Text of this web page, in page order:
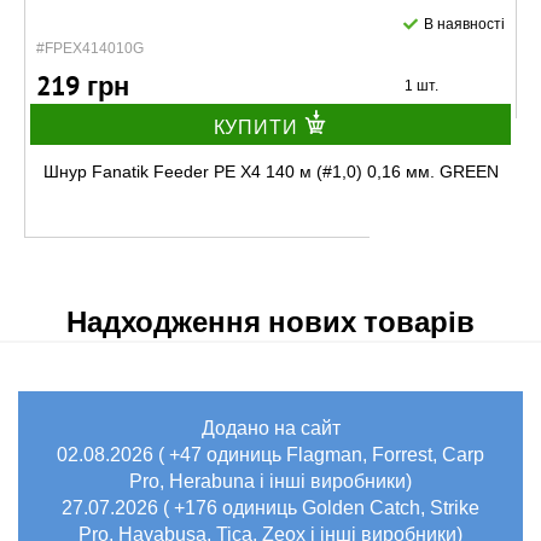
#FPEX414010G
В наявності
219 грн 1 шт.
КУПИТИ
Шнур Fanatik Feeder PE X4 140 м (#1,0) 0,16 мм. GREEN
#FPEX414015G
219 грн 1 шт.
Надходження нових товарів
Додано на сайт
02.08.2026 ( +47 одиниць Flagman, Forrest, Carp
Pro, Herabuna і інші виробники)
27.07.2026 ( +176 одиниць Golden Catch, Strike
Pro, Hayabusa, Tica, Zeox і інші виробники)